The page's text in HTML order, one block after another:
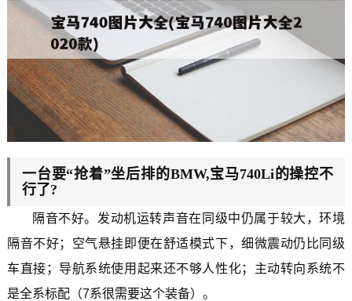
一台要“抢着”坐后排的BMW,宝马740Li的操控不
行了?
隔音不好。发动机运转声音在同级中仍属于较大，环境
隔音不好；空气悬挂即便在舒适模式下，细微震动仍比同级
车直接；导航系统使用起来还不够人性化；主动转向系统不
是全系标配（7系很需要这个装备）。